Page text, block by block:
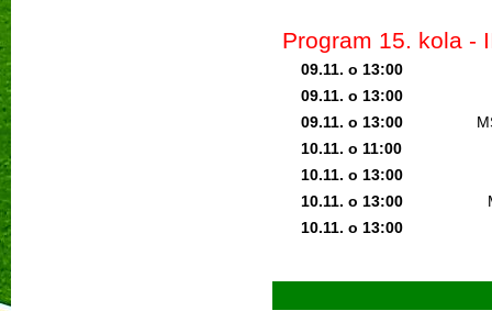
Program 15. kola -
09.11. o 13:00
09.11. o 13:00
09.11. o 13:00
10.11. o 11:00
10.11. o 13:00
10.11. o 13:00
10.11. o 13:00